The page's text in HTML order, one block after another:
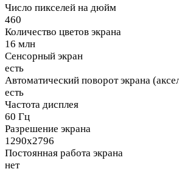
Число пикселей на дюйм
460
Количество цветов экрана
16 млн
Сенсорный экран
есть
Автоматический поворот экрана
есть
Частота дисплея
60 Гц
Разрешение экрана
1290x2796
Постоянная работа экрана
нет